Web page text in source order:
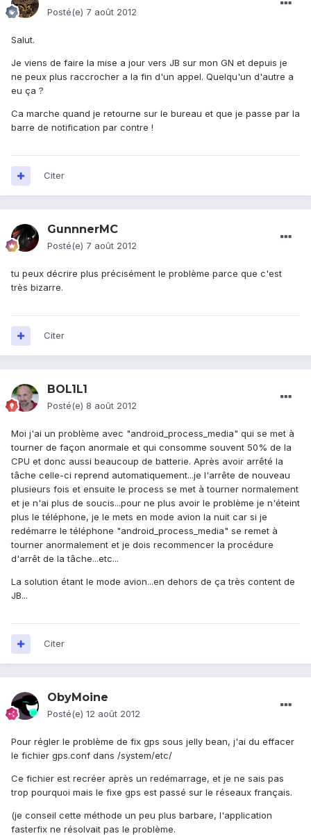
Posté(e) 7 août 2012
Salut.
Je viens de faire la mise a jour vers JB sur mon GN et depuis je
ne peux plus raccrocher a la fin d'un appel. Quelqu'un d'autre a
eu ça ?
Ca marche quand je retourne sur le bureau et que je passe par la
barre de notification par contre !
Citer
GunnnerMC
Posté(e) 7 août 2012
tu peux décrire plus précisément le problème parce que c'est
très bizarre.
Citer
BOL1L1
Posté(e) 8 août 2012
Moi j'ai un problème avec "android_process_media" qui se met à
tourner de façon anormale et qui consomme souvent 50% de la
CPU et donc aussi beaucoup de batterie. Après avoir arrêté la
tâche celle-ci reprend automatiquement...je l'arrête de nouveau
plusieurs fois et ensuite le process se met à tourner normalement
et je n'ai plus de soucis...pour ne plus avoir le problème je n'éteint
plus le téléphone, je le mets en mode avion la nuit car si je
redémarre le téléphone "android_process_media" se remet à
tourner anormalement et je dois recommencer la procédure
d'arrêt de la tâche...etc...
La solution étant le mode avion...en dehors de ça très content de
JB...
Citer
ObyMoine
Posté(e) 12 août 2012
Pour régler le problème de fix gps sous jelly bean, j'ai du effacer
le fichier gps.conf dans /system/etc/
Ce fichier est recréer après un redémarrage, et je ne sais pas
trop pourquoi mais le fixe gps est passé sur le réseaux français.
(je conseil cette méthode un peu plus barbare, l'application
fasterfix ne résolvait pas le problème.